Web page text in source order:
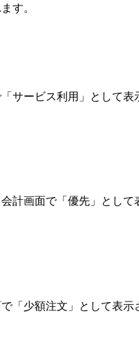
す。
サービス利用」として表
計画面で「優先」として
「少額注文」として表示